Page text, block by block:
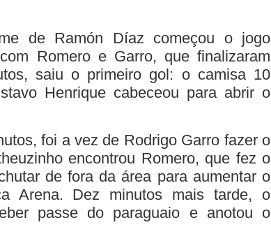
de Ramón Díaz começou o jogo
Romero e Garro, que finalizaram
saiu o primeiro gol: o camisa 10
Henrique cabeceou para abrir o
foi a vez de Rodrigo Garro fazer o
encontrou Romero, que fez o
de fora da área para aumentar o
Arena. Dez minutos mais tarde, o
passe do paraguaio e anotou o